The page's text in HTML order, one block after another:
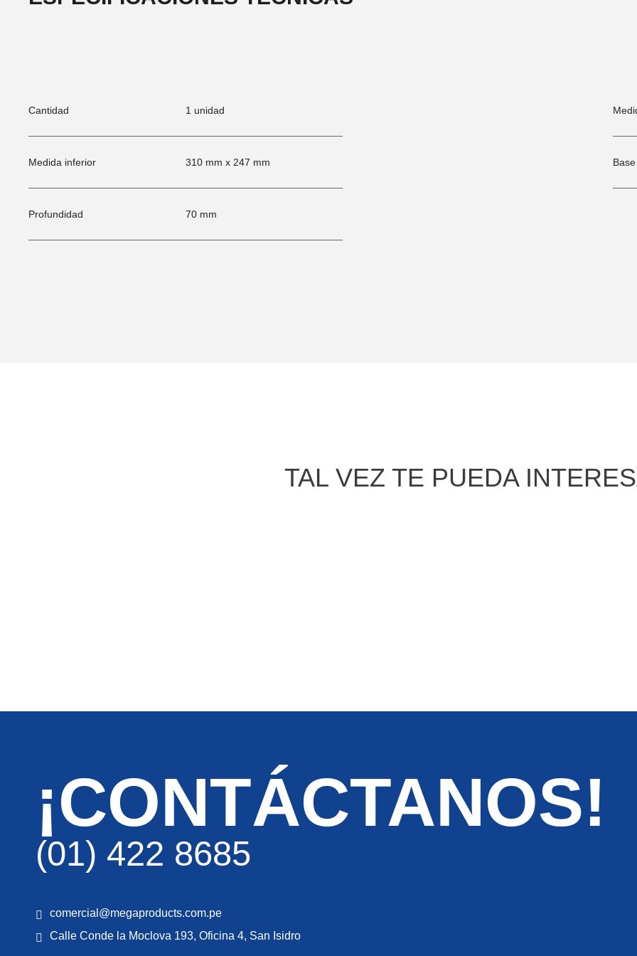
Cantidad 1 unidad
Medida inferior 310 mm x 247 mm Base
Profundidad 70 mm
TAL VEZ TE PUEDA
¡CONTÁCTANOS!
(01) 422 8685
comercial@megaproducts.com.pe
Calle Conde la Moclova 193, Oficina 4, San Isidro